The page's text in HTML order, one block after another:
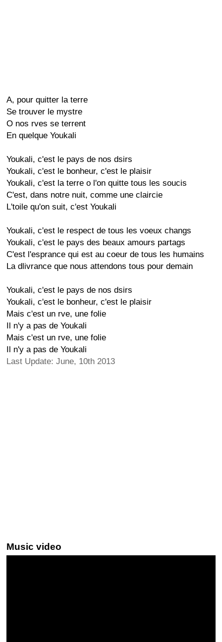
A, pour quitter la terre
Se trouver le mystre
O nos rves se terrent
En quelque Youkali
Youkali, c'est le pays de nos dsirs
Youkali, c'est le bonheur, c'est le plaisir
Youkali, c'est la terre o l'on quitte tous les soucis
C'est, dans notre nuit, comme une claircie
L'toile qu'on suit, c'est Youkali
Youkali, c'est le respect de tous les voeux changs
Youkali, c'est le pays des beaux amours partags
C'est l'esprance qui est au coeur de tous les humains
La dlivrance que nous attendons tous pour demain
Youkali, c'est le pays de nos dsirs
Youkali, c'est le bonheur, c'est le plaisir
Mais c'est un rve, une folie
Il n'y a pas de Youkali
Mais c'est un rve, une folie
Il n'y a pas de Youkali
Last Update: June, 10th 2013
Music video